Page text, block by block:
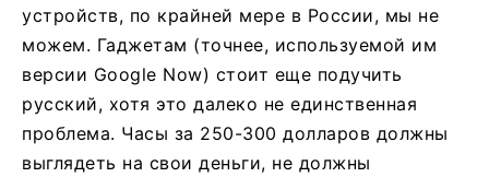
устройств, по крайней мере в России, мы не
можем. Гаджетам (точнее, используемой им
версии Google Now) стоит еще подучить
русский, хотя это далеко не единственная
проблема. Часы за 250-300 долларов должны
выглядеть на свои деньги, не должны